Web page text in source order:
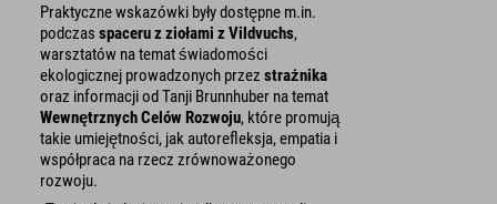
Praktyczne wskazówki były dostępne m.in.
podczas spaceru z ziołami z Vildvuchs,
warsztatów na temat świadomości
ekologicznej prowadzonych przez strażnika
oraz informacji od Tanji Brunnhuber na temat
Wewnętrznych Celów Rozwoju, które promują
takie umiejętności, jak autorefleksja, empatia i
współpraca na rzecz zrównoważonego
rozwoju.